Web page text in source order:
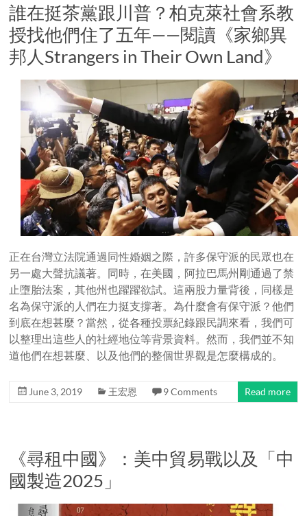
誰在挺茶黨跟川普？柏克萊社會系教
授找他們住了五年——閱讀《家鄉異
邦人Strangers in Their Own Land》
正在台灣立法院通過同性婚姻之際，許多保守派的民眾也在
另一處大聲抗議著。同時，在美國，阿拉巴馬州剛通過了禁
止墮胎法案，其他州也躍躍欲試。這兩股力量背後，同樣是
名為保守派的人們在力挺支撐著。為什麼會有保守派？他們
到底在想甚麼？當然，從各種投票紀錄跟民調來看，我們可
以整理出這些人的社經地位等背景資料。然而，我們並不知
道他們在想甚麼、以及他們的整個世界觀是怎麼構成的。
June 3, 2019 王宏恩 9 Comments Read more
《尋租中國》：美中貿易戰以及「中
國製造2025」